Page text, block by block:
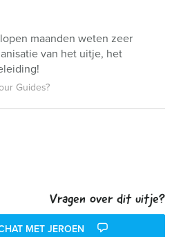
maanden weten zeer
van het uitje, het
Guides?
Vragen over dit uitje?
MET JEROEN